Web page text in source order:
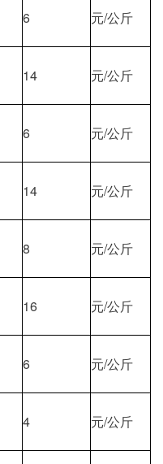
6 元/公斤
14 元/公斤
6 元/公斤
14 元/公斤
8 元/公斤
16 元/公斤
6 元/公斤
4 元/公斤